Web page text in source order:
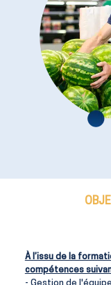
À l’issu de la
compétences
- Gestion de